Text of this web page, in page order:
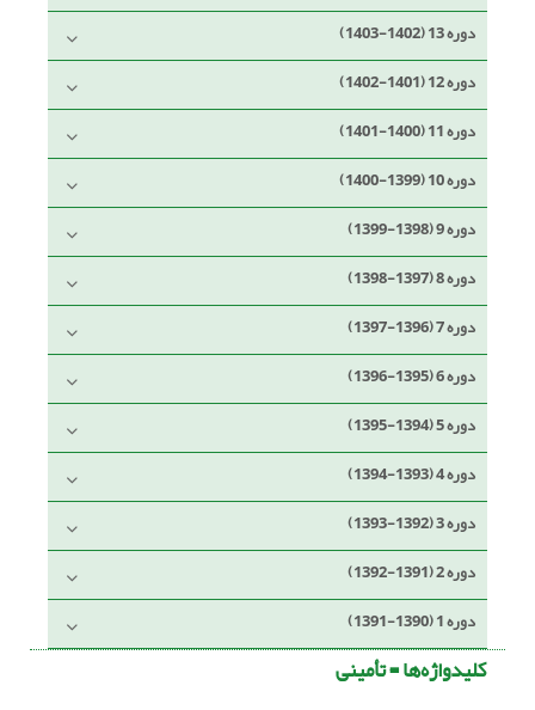
دوره 13 (1402-1403)
دوره 12 (1401-1402)
دوره 11 (1400-1401)
دوره 10 (1399-1400)
دوره 9 (1398-1399)
دوره 8 (1397-1398)
دوره 7 (1396-1397)
دوره 6 (1395-1396)
دوره 5 (1394-1395)
دوره 4 (1393-1394)
دوره 3 (1392-1393)
دوره 2 (1391-1392)
دوره 1 (1390-1391)
کلیدواژه‌ها =تأمینی